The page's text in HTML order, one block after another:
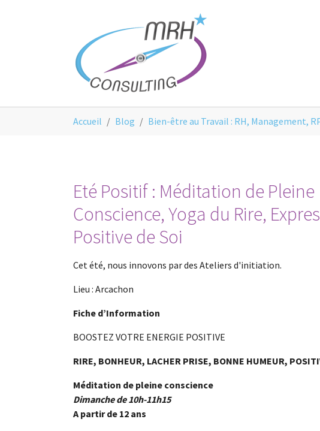
Accueil Blog Bien-être au Travail : RH, Management,
Eté Positif : Méditation de Pleine
Conscience, Yoga du Rire,
Positive de Soi
Cet été, nous innovons par des Ateliers d'initiation.
Lieu : Arcachon
Fiche d’Information
BOOSTEZ VOTRE ENERGIE POSITIVE
RIRE, BONHEUR, LACHER PRISE, BONNE HUMEUR,
Méditation de pleine conscience
Dimanche de 10h-11h15
A partir de 12 ans